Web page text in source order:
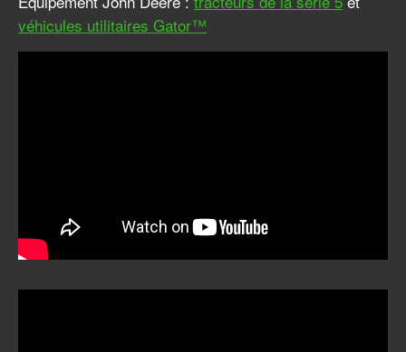
véhicules utilitaires Gator™